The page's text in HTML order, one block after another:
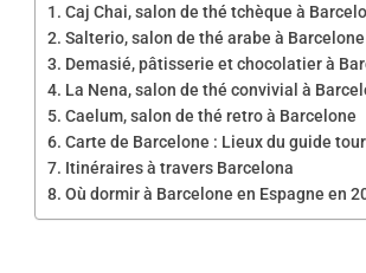
Caj Chai, salon de thé tchèque à
Salterio, salon de thé arabe à Barcelone
Demasié, pâtisserie et chocolatier à
La Nena, salon de thé convivial à
Caelum, salon de thé retro à Barcelone
Carte de Barcelone : Lieux du guide
Itinéraires à travers Barcelona
Où dormir à Barcelone en Espagne en